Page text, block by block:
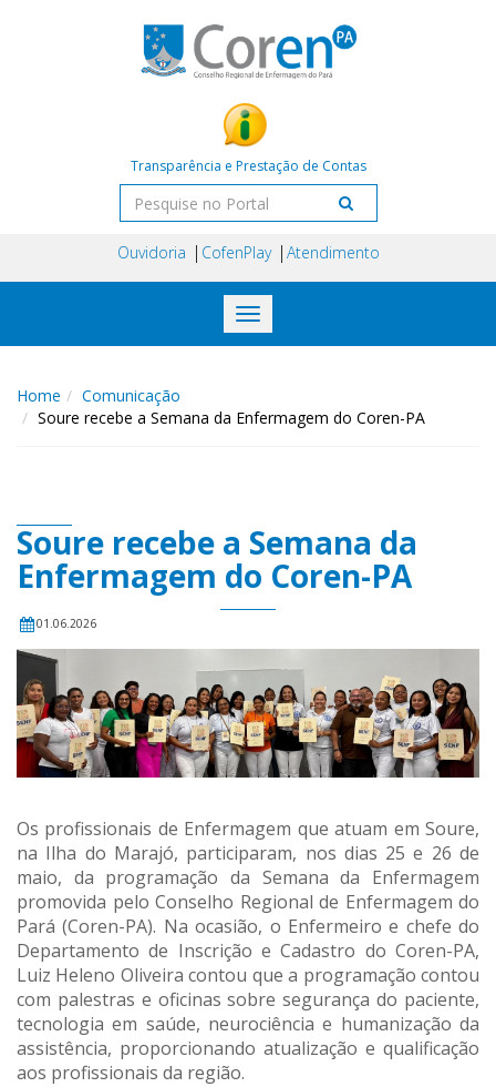
Transparência e Prestação de Contas
Ouvidoria CofenPlay Atendimento
Toggle
navigation
Home
Comunicação
Soure recebe a Semana da Enfermagem do Coren-PA
Soure recebe a Semana da
Enfermagem do Coren-PA
01.06.2026
Os profissionais de Enfermagem que atuam em Soure,
na Ilha do Marajó, participaram, nos dias 25 e 26 de
maio, da programação da Semana da Enfermagem
promovida pelo Conselho Regional de Enfermagem do
Pará (Coren-PA). Na ocasião, o Enfermeiro e chefe do
Departamento de Inscrição e Cadastro do Coren-PA,
Luiz Heleno Oliveira contou que a programação contou
com palestras e oficinas sobre segurança do paciente,
tecnologia em saúde, neurociência e humanização da
assistência, proporcionando atualização e qualificação
aos profissionais da região.